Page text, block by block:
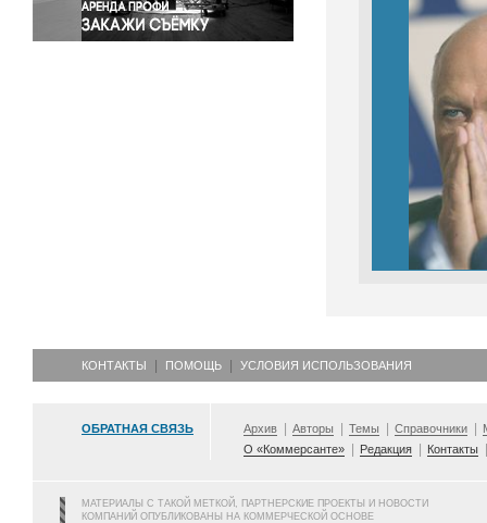
КОНТАКТЫ ПОМОЩЬ УСЛОВИЯ ИСПОЛЬЗОВАНИЯ
ОБРАТНАЯ СВЯЗЬ Архив Авторы Темы Справочники
О «Коммерсанте»
Редакция Контакты
МАТЕРИАЛЫ С ТАКОЙ МЕТКОЙ, ПАРТНЕРСКИЕ ПРОЕКТЫ И НОВОСТИ
КОМПАНИЙ ОПУБЛИКОВАНЫ НА КОММЕРЧЕСКОЙ ОСНОВЕ